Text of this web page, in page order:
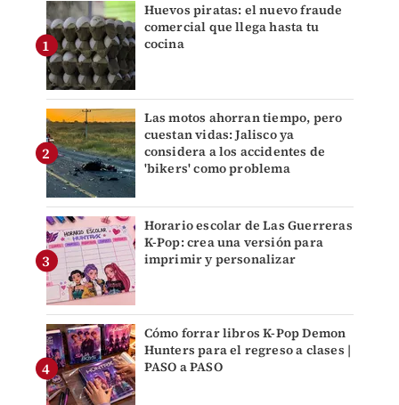
Huevos piratas: el nuevo fraude
comercial que llega hasta tu
cocina
Las motos ahorran tiempo, pero
cuestan vidas: Jalisco ya
considera a los accidentes de
'bikers' como problema
Horario escolar de Las Guerreras
K-Pop: crea una versión para
imprimir y personalizar
Cómo forrar libros K-Pop Demon
Hunters para el regreso a clases |
PASO a PASO